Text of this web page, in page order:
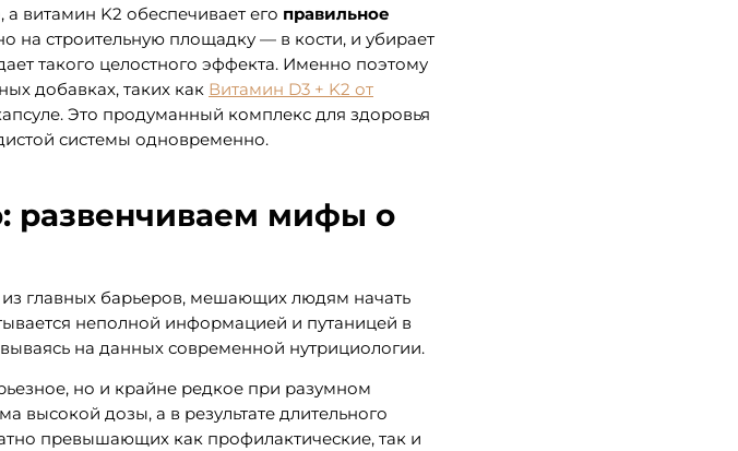
а витамин K2 обеспечивает его правильное
на строительную площадку — в кости, и убирает
такого целостного эффекта. Именно поэтому
добавках, таких как Витамин D3 + K2 от
Это продуманный комплекс для здоровья
системы одновременно.
развенчиваем мифы о
главных барьеров, мешающих людям начать
неполной информацией и путаницей в
на данных современной нутрициологии.
но и крайне редкое при разумном
высокой дозы, а в результате длительного
превышающих как профилактические, так и